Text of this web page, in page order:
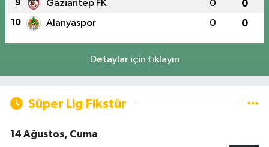
9 Gaziantep FK 0 0
10 Alanyaspor 0 0
Detaylar için tıklayın
Süper Lig Fikstür
14 Ağustos, Cuma